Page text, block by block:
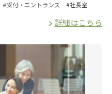
#受付・エントランス #社長室
詳細はこちら